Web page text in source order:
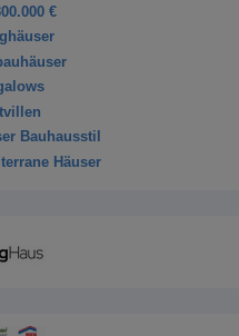
€
Bauhausstil
Häuser